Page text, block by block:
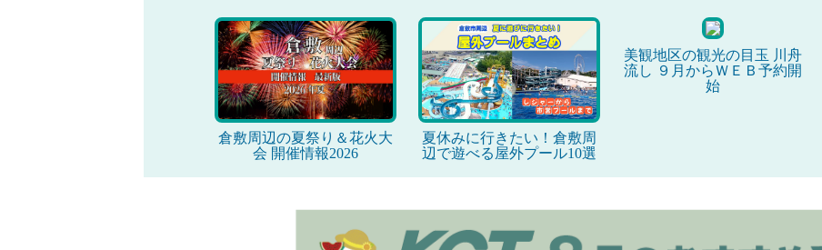
倉敷周辺の夏祭り＆花火大
会 開催情報2026
夏休みに行きたい！倉敷周
辺で遊べる屋外プール10選
美観地区の観光の目玉 川舟
流し ９月からＷＥＢ予約開
始